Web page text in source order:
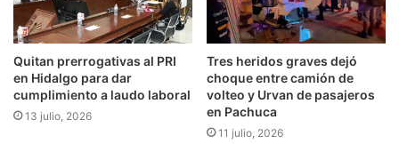
Quitan prerrogativas al PRI
en Hidalgo para dar
cumplimiento a laudo laboral
13 julio, 2026
Tres heridos graves dejó
choque entre camión de
volteo y Urvan de pasajeros
en Pachuca
11 julio, 2026